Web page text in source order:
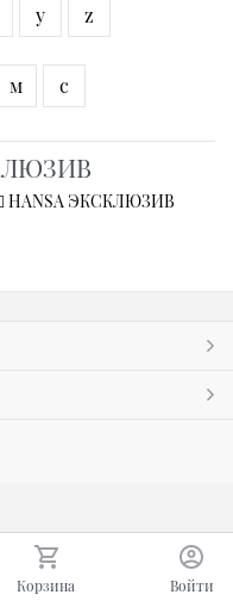
y z
м с
HANSA ЭКСКЛЮЗИВ
Корзина Войти